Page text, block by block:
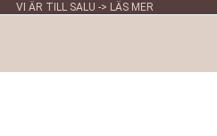
VI ÄR TILL SALU -> LÄS MER